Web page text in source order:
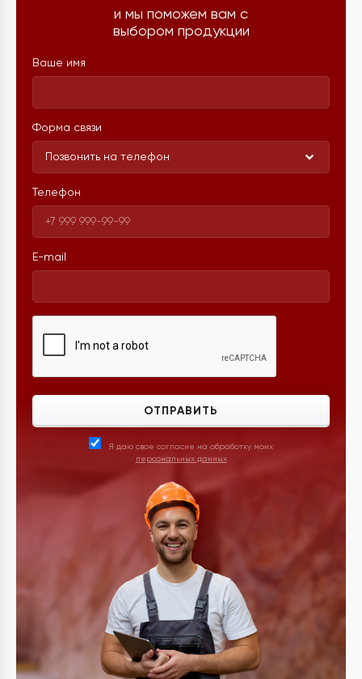
и мы поможем вам с
выбором продукции
Ваше имя
Форма связи
Позвонить на телефон
Телефон
E-mail
ОТПРАВИТЬ
Я даю свое согласие на обработку моих
персональных данных